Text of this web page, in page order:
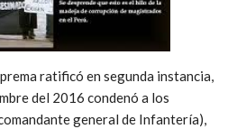
ratificó en segunda instancia,
del 2016 condenó a los
general de Infantería),